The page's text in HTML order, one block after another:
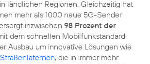
ländlichen Regionen. Gleichzeitig hat
mehr als 1000 neue 5G-Sender
inzwischen 98 Prozent der
dem schnellen Mobilfunkstandard.
Ausbau um innovative Lösungen wie
, die in immer mehr